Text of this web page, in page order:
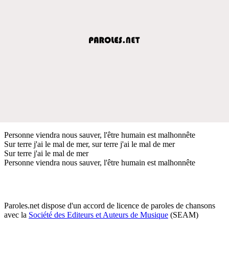
Personne viendra nous sauver, l'être humain est malhonnête
Sur terre j'ai le mal de mer, sur terre j'ai le mal de mer
Sur terre j'ai le mal de mer
Personne viendra nous sauver, l'être humain est malhonnête
Paroles.net dispose d'un accord de licence de paroles de chansons
avec la Société des Editeurs et Auteurs de Musique (SEAM)